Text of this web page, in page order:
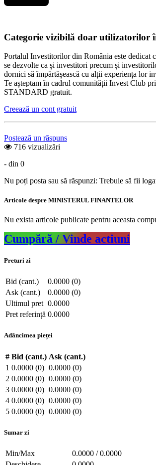
Categorie vizibilă doar utilizatorilor
Portalul Investitorilor din România este dedicat
se dezvolte ca și investitori precum și
dornici să împărtășească cu alții experiența lor
Te așteptam în cadrul comunității Invest Club
STANDARD gratuit.
Creează un cont gratuit
Postează un răspuns
716 vizualizări
- din 0
Nu poți posta sau să răspunzi: Trebuie să fii
Articole despre MINISTERUL FINANTELOR
Nu exista articole publicate pentru aceasta
Cumpără / Vinde actiuni
Preturi zi
Bid (cant.)
0.0000 (0)
Ask (cant.)
0.0000 (0)
Ultimul pret 0.0000
Pret referință 0.0000
Adâncimea pieței
# Bid (cant.) Ask (cant.)
1 0.0000 (0) 0.0000 (0)
2 0.0000 (0) 0.0000 (0)
3 0.0000 (0) 0.0000 (0)
4 0.0000 (0) 0.0000 (0)
5 0.0000 (0) 0.0000 (0)
Sumar zi
Min/Max
0.0000 / 0.0000